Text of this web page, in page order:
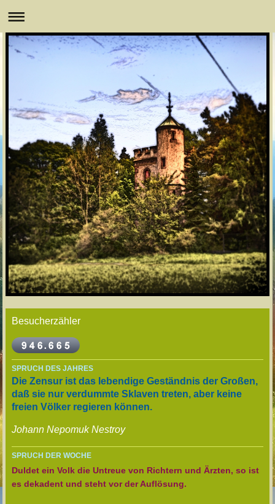
Besucherzähler
SPRUCH DES JAHRES
Die Zensur ist das lebendige Geständnis der Großen,
daß sie nur verdummte Sklaven treten, aber keine
freien Völker regieren können.
Johann Nepomuk Nestroy
SPRUCH DER WOCHE
Duldet ein Volk die Untreue von Richtern und Ärzten, so ist
es dekadent und steht vor der Auflösung.